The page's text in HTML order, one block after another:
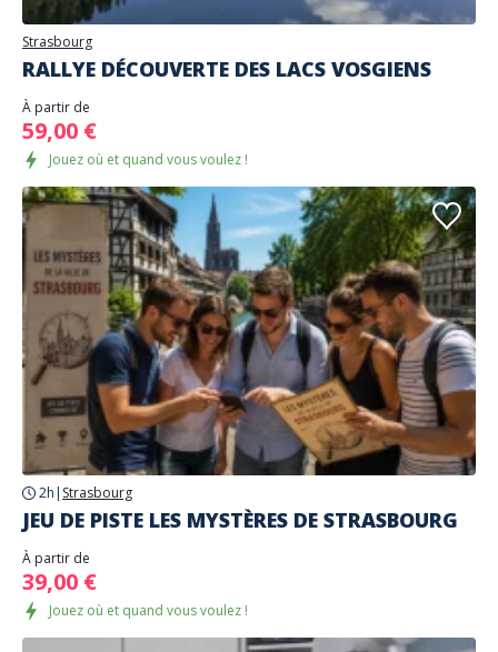
Strasbourg
RALLYE DÉCOUVERTE DES LACS VOSGIENS
À partir de
59,00 €
Jouez où et quand vous voulez !
2h | Strasbourg
JEU DE PISTE LES MYSTÈRES DE STRASBOURG
À partir de
39,00 €
Jouez où et quand vous voulez !